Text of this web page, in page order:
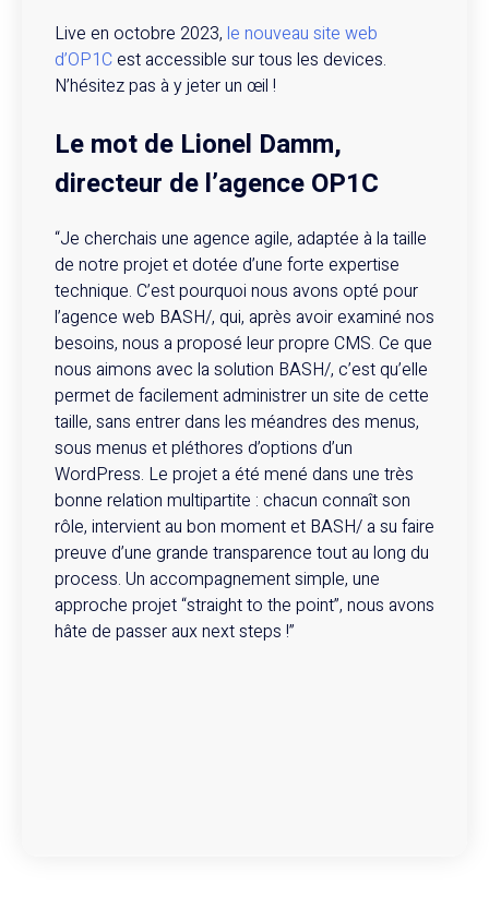
Live en octobre 2023, le nouveau site web
d’OP1Cest accessible sur tous les devices.
N’hésitez pas à y jeter un œil !
Le mot de Lionel Damm,
directeur de l’agence OP1C
“Je cherchais une agence agile, adaptée à la taille
de notre projet et dotée d’une forte expertise
technique. C’est pourquoi nous avons opté pour
l’agence web BASH/, qui, après avoir examiné nos
besoins, nous a proposé leur propre CMS. Ce que
nous aimons avec la solution BASH/, c’est qu’elle
permet de facilement administrer un site de cette
taille, sans entrer dans les méandres des menus,
sous menus et pléthores d’options d’un
WordPress. Le projet a été mené dans une très
bonne relation multipartite : chacun connaît son
rôle, intervient au bon moment et BASH/ a su faire
preuve d’une grande transparence tout au long du
process. Un accompagnement simple, une
approche projet “straight to the point”, nous avons
hâte de passer aux next steps !”